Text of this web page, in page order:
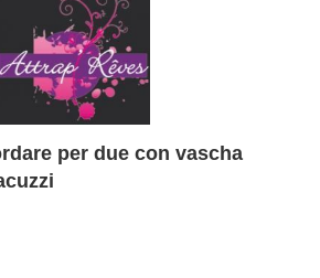
per due con vascha